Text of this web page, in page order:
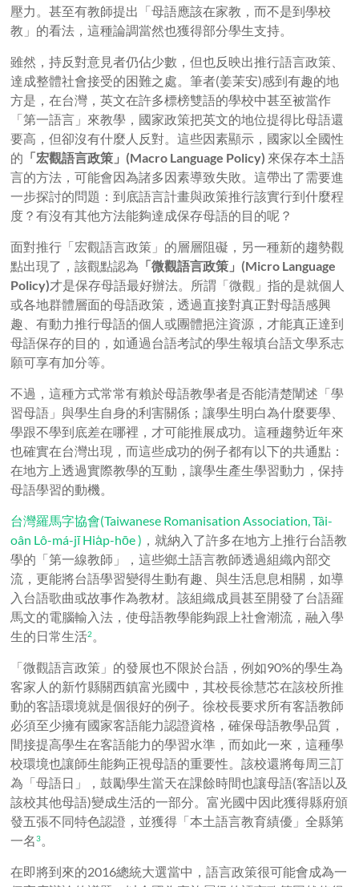
壓力。甚至有教師提出「母語應該在家教，而不是到學校
教」的看法，這種論調當然也獲得部分學生支持。
雖然，持反對意見者仍佔少數，但也反映出推行語言政策、
達成整體社會接受的困難之處。筆者(姜茉安)感到有趣的地
方是，在台灣，英文在許多標榜雙語的學校中甚至被當作
「第一語言」來教學，國家政策把英文的地位提得比母語還
要高，但卻沒有什麼人反對。這些因素顯示，國家以全國性
的 「宏觀語言政策」(Macro Language Policy) 來保存本土語
言的方法，可能會因為諸多因素導致失敗。這帶出了需要進
一步探討的問題：到底語言計畫與政策推行該實行到什麼程
度？有沒有其他方法能夠達成保存母語的目的呢？
面對推行「宏觀語言政策」的層層阻礙，另一種新的趨勢觀
點出現了，該觀點認為 「微觀語言政策」(Micro Language
Policy)才是保存母語最好辦法。所謂「微觀」指的是就個人
或各地群體層面的母語政策，透過直接對真正對母語感興
趣、有動力推行母語的個人或團體挹注資源，才能真正達到
母語保存的目的，如通過台語考試的學生報填台語文學系志
願可享有加分等。
不過，這種方式常常有賴於母語教學者是否能清楚闡述「學
習母語」與學生自身的利害關係；讓學生明白為什麼要學、
學跟不學到底差在哪裡，才可能推展成功。這種趨勢近年來
也確實在台灣出現，而這些成功的例子都有以下的共通點：
在地方上透過實際教學的互動，讓學生產生學習動力，保持
母語學習的動機。
台灣羅馬字協會(Taiwanese Romanisation Association, Tâi-
oân Lô-má-jī Hia̍p-hōe ) ，就納入了許多在地方上推行台語教
學的「第一線教師」，這些鄉土語言教師透過組織內部交
流，更能將台語學習變得生動有趣、與生活息息相關，如導
入台語歌曲或故事作為教材。該組織成員甚至開發了台語羅
馬文的電腦輸入法，使母語教學能夠跟上社會潮流，融入學
生的日常生活2 。
「微觀語言政策」的發展也不限於台語，例如90%的學生為
客家人的新竹縣關西鎮富光國中，其校長徐慧芯在該校所推
動的客語環境就是個很好的例子。徐校長要求所有客語教師
必須至少擁有國家客語能力認證資格，確保母語教學品質，
間接提高學生在客語能力的學習水準，而如此一來，這種學
校環境也讓師生能夠正視母語的重要性。該校還將每周三訂
為「母語日」，鼓勵學生當天在課餘時間也讓母語(客語以及
該校其他母語)變成生活的一部分。富光國中因此獲得縣府頒
發五張不同特色認證，並獲得「本土語言教育績優」全縣第
一名3。
在即將到來的2016總統大選當中，語言政策很可能會成為一